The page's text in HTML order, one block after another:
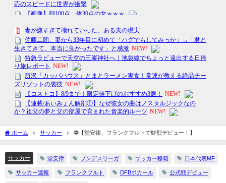
ホーム サッカー ⚽【堂安律、フランクフルトで鮮烈デビュー！】
サッカー 堂安律 ブンデスリーガ サッカー移籍 日本代表MF
サッカー速報 フランクフルト DFBポカール 公式戦デビュー